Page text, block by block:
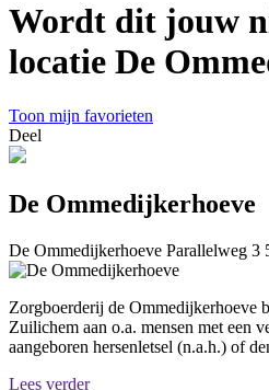
Wordt dit jouw
locatie De
Toon mijn favorieten
Deel
De Ommedijkerhoeve
De Ommedijkerhoeve Parallelweg 3
Zorgboerderij de Ommedijkerhoeve
Zuilichem aan o.a. mensen met een
aangeboren hersenletsel (n.a.h.) of
Lees verder